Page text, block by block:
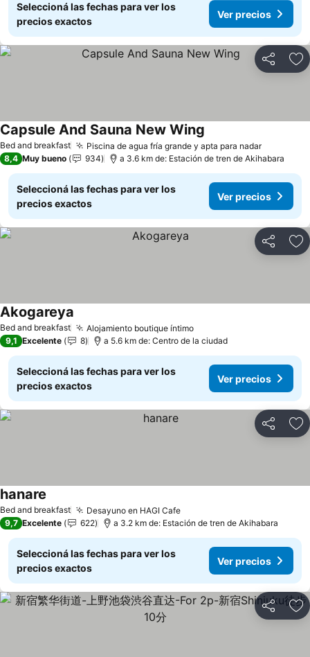
Seleccioná las fechas para ver los
precios exactos
Ver precios
Compartir
Bed and breakfast Piscina de agua fría grande y apta para nadar
Capsule And Sauna New Wing
8,4 Muy bueno 934 a 3.6 km de: Estación de tren de Akihabara
Seleccioná las fechas para ver los
precios exactos
Ver precios
Compartir
Bed and breakfast Alojamiento boutique íntimo
Akogareya
9,1 Excelente 8 a 5.6 km de: Centro de la ciudad
Seleccioná las fechas para ver los
precios exactos
Ver precios
Compartir
Bed and breakfast Desayuno en HAGI Cafe
hanare
9,7 Excelente 622 a 3.2 km de: Estación de tren de Akihabara
Seleccioná las fechas para ver los
precios exactos
Ver precios
Compartir